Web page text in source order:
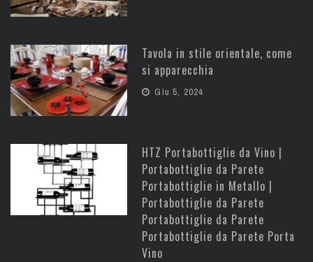
Tavola in stile orientale, come
si apparecchia
Giu 5, 2024
HTZ Portabottiglie da Vino |
Portabottiglie da Parete
Portabottiglie in Metallo |
Portabottiglie da Parete
Portabottiglie da Parete
Portabottiglie da Parete Porta
Vino